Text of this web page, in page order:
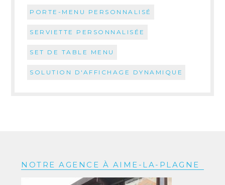
PORTE-MENU PERSONNALISÉ
SERVIETTE PERSONNALISÉE
SET DE TABLE MENU
SOLUTION D'AFFICHAGE DYNAMIQUE
NOTRE AGENCE À AIME-LA-PLAGNE